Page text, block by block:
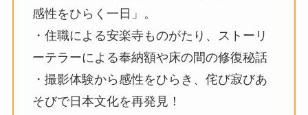
感性をひらく一日」。
・住職による安楽寺ものがたり、ストーリ
ーテラーによる奉納額や床の間の修復秘話
・撮影体験から感性をひらき、侘び寂びあ
そびで日本文化を再発見！